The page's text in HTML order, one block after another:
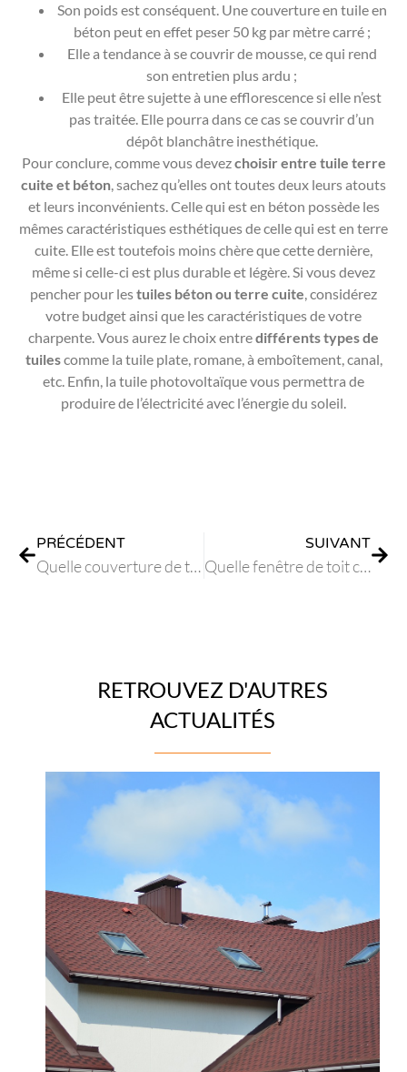
Son poids est conséquent. Une couverture en tuile en
béton peut en effet peser 50 kg par mètre carré ;
Elle a tendance à se couvrir de mousse, ce qui rend
son entretien plus ardu ;
Elle peut être sujette à une efflorescence si elle n’est
pas traitée. Elle pourra dans ce cas se couvrir d’un
dépôt blanchâtre inesthétique.
Pour conclure, comme vous devezchoisir entre tuile terre
cuite et béton, sachez qu’elles ont toutes deux leurs atouts
et leurs inconvénients. Celle qui est en béton possède les
mêmes caractéristiques esthétiques de celle qui est en terre
cuite. Elle est toutefois moins chère que cette dernière,
même si celle-ci est plus durable et légère. Si vous devez
pencher pour lestuiles béton ou terre cuite, considérez
votre budget ainsi que les caractéristiques de votre
charpente. Vous aurez le choix entredifférents types de
tuilescomme la tuile plate, romane, à emboîtement, canal,
etc. Enfin, la tuile photovoltaïque vous permettra de
produire de l’électricité avec l’énergie du soleil.
PRÉCÉDENT
Quelle couverture de toit choisir ?
SUIVANT
Quelle fenêtre de toit choisir? Comment choisir?
RETROUVEZ D'AUTRES
ACTUALITÉS